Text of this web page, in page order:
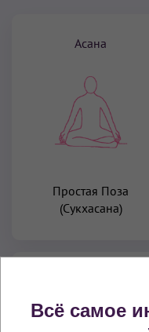
Асана
Простая Поза
(Сукхасана)
Всё самое